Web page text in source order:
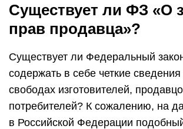
Существует ли ФЗ «О
прав продавца»?
Существует ли Федеральный
содержать в себе четкие
свободах изготовителей,
потребителей? К сожалению, на
в Российской Федерации